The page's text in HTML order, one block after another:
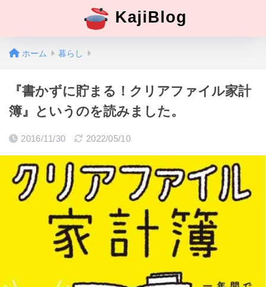
KajiBlog
ホーム 暮らし
『書かずに貯まる！クリアファイル家計
簿』というのを読みました。
2016/11/30 2022/05/10